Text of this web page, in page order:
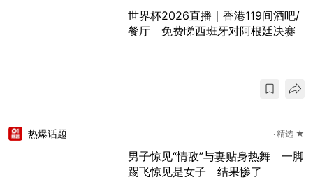
世界杯2026直播｜香港119间酒吧/
餐厅 免费睇西班牙对阿根廷决赛
热爆话题 精选 ★
男子惊见“情敌”与妻贴身热舞 一脚
踢飞惊见是女子 结果惨了